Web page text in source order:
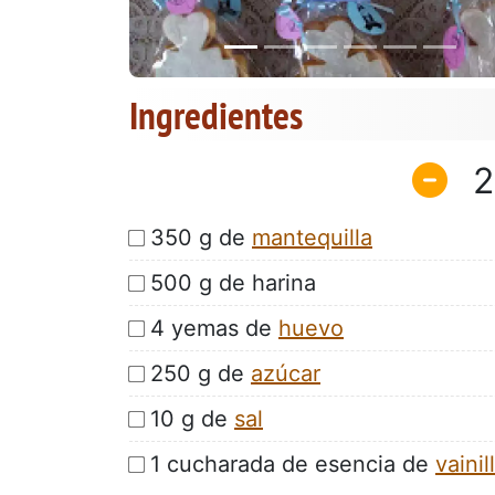
Ingredientes
2
350 g de mantequilla
500 g de harina
4 yemas de huevo
250 g de azúcar
10 g de sal
1 cucharada de esencia de